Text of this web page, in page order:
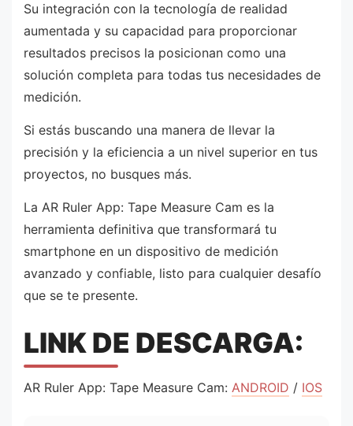
Su integración con la tecnología de realidad
aumentada y su capacidad para proporcionar
resultados precisos la posicionan como una
solución completa para todas tus necesidades de
medición.
Si estás buscando una manera de llevar la
precisión y la eficiencia a un nivel superior en tus
proyectos, no busques más.
La AR Ruler App: Tape Measure Cam es la
herramienta definitiva que transformará tu
smartphone en un dispositivo de medición
avanzado y confiable, listo para cualquier desafío
que se te presente.
LINK DE DESCARGA:
AR Ruler App: Tape Measure Cam: ANDROID / IOS